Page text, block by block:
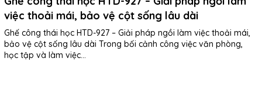
việc thoải mái, bảo vệ cột sống lâu dài
Ghế công thái học HTD-927 – Giải pháp ngồi làm việc thoải mái,
bảo vệ cột sống lâu dài Trong bối cảnh công việc văn phòng,
học tập và làm việc...